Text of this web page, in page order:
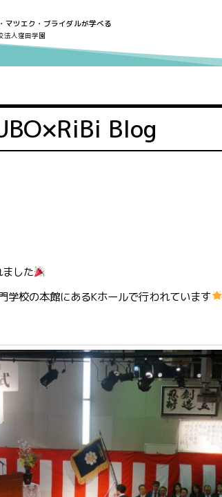
マツエク・ブライダルが学べる
法人窪田学園
Blog
した
学校の本館にあるKホールで行われています